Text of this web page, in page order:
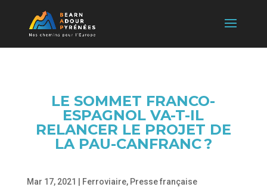
LE SOMMET FRANCO-
ESPAGNOL VA-T-IL
RELANCER LE PROJET DE
LA PAU-CANFRANC ?
Mar 17, 2021 Ferroviaire, Presse française